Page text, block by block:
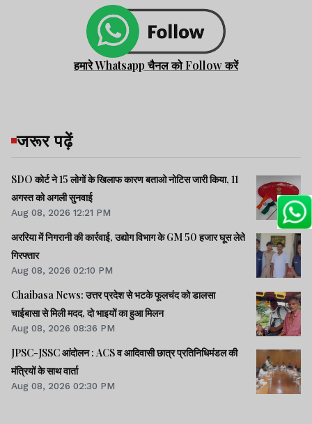
हमारे Whatsapp चैनल को Follow करें
जरूर पढ़ें
SDO कोर्ट ने 15 लोगों के खिलाफ कारण बताओ नोटिस जारी किया, 11
अगस्त को अगली सुनवाई
Aug 08, 2026 12:21 PM
अररिया में निगरानी की कार्रवाई, उद्योग विभाग के GM 50 हजार घूस लेते
गिरफ्तार
Aug 08, 2026 02:10 PM
Chaibasa News: उत्तर प्रदेश से भटके फूलचंद को डालसा
चाईबासा से मिली मदद, दो भाइयों का हुआ मिलन
Aug 08, 2026 08:36 PM
JPSC-JSSC आंदोलन : ACS व आदिवासी छात्र प्रतिनिधिमंडल की
मंत्रियों के साथ वार्ता
Aug 08, 2026 02:30 PM